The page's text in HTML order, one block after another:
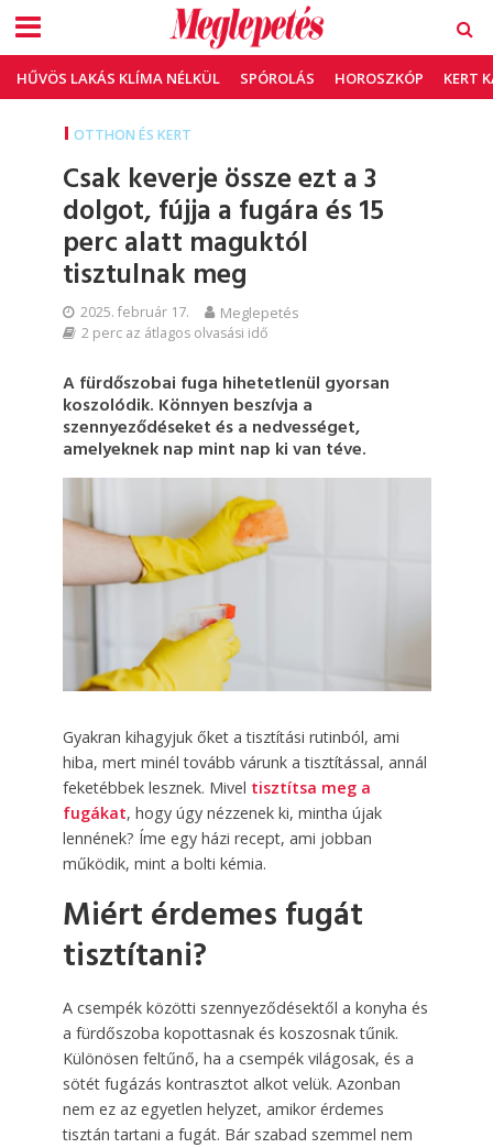
HŰVÖS LAKÁS KLÍMA NÉLKÜL SPÓROLÁS HOROSZKÓP KERT
OTTHON ÉS KERT
Csak keverje össze ezt a 3
dolgot, fújja a fugára és 15
perc alatt maguktól
tisztulnak meg
2025. február 17. Meglepetés
2 perc az átlagos olvasási idő
A fürdőszobai fuga hihetetlenül gyorsan
koszolódik. Könnyen beszívja a
szennyeződéseket és a nedvességet,
amelyeknek nap mint nap ki van téve.
Gyakran kihagyjuk őket a tisztítási rutinból, ami
hiba, mert minél tovább várunk a tisztítással, annál
feketébbek lesznek. Mivel tisztítsa meg a
fugákat, hogy úgy nézzenek ki, mintha újak
lennének? Íme egy házi recept, ami jobban
működik, mint a bolti kémia.
Miért érdemes fugát
tisztítani?
A csempék közötti szennyeződésektől a konyha és
a fürdőszoba kopottasnak és koszosnak tűnik.
Különösen feltűnő, ha a csempék világosak, és a
sötét fugázás kontrasztot alkot velük. Azonban
nem ez az egyetlen helyzet, amikor érdemes
tisztán tartani a fugát. Bár szabad szemmel nem